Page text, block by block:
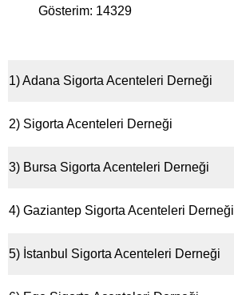
Gösterim: 14329
1) Adana Sigorta Acenteleri Derneği
2) Sigorta Acenteleri Derneği
3) Bursa Sigorta Acenteleri Derneği
4) Gaziantep Sigorta Acenteleri Derneği
5) İstanbul Sigorta Acenteleri Derneği